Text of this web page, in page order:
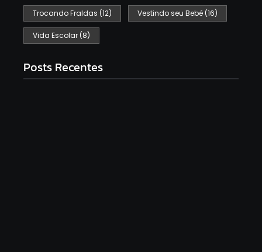
Trocando Fraldas (12) Vestindo seu Bebê (16)
Vida Escolar (8)
Posts Recentes